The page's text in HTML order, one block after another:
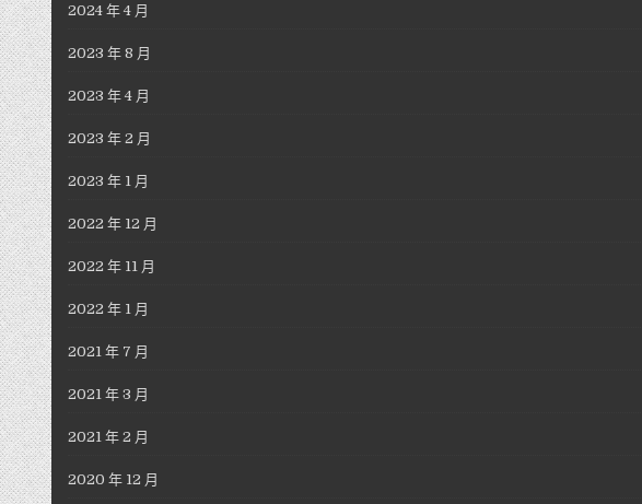
2024 年 4 月
2023 年 8 月
2023 年 4 月
2023 年 2 月
2023 年 1 月
2022 年 12 月
2022 年 11 月
2022 年 1 月
2021 年 7 月
2021 年 3 月
2021 年 2 月
2020 年 12 月